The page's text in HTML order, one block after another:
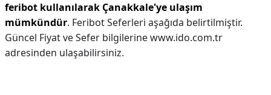
feribot kullanılarak Çanakkale'ye ulaşım
mümkündür. Feribot Seferleri aşağıda belirtilmiştir.
Güncel Fiyat ve Sefer bilgilerine www.ido.com.tr
adresinden ulaşabilirsiniz.